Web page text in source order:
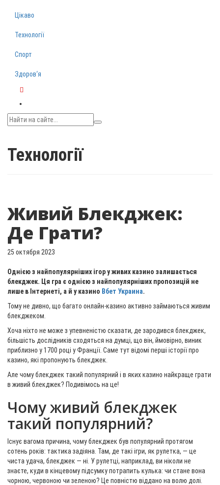
Цікаво
Технології
Спорт
Здоров‘я
Технології
Живий Блекджек:
Де Грати?
25 октября 2023
Однією з найпопулярніших ігор у живих казино залишається
блекджек. Ця гра є однією з найпопулярніших пропозицій не
лише в Інтернеті, а й у казино Вбет Украина.
Тому не дивно, що багато онлайн-казино активно займаються живим
блекджеком.
Хоча ніхто не може з упевненістю сказати, де зародився блекджек,
більшість дослідників сходяться на думці, що він, ймовірно, виник
приблизно у 1700 році у Франції. Саме тут відомі перші історії про
казино, які пропонують блекджек.
Але чому блекджек такий популярний і в яких казино найкраще грати
в живий блекджек? Подивімось на це!
Чому живий блекджек
такий популярний?
Існує вагома причина, чому блекджек був популярний протягом
сотень років: тактика задіяна. Там, де такі ігри, як рулетка, — це
чиста удача, блекджек — ні. У рулетці, наприклад, ви ніколи не
знаєте, куди в кінцевому підсумку потрапить кулька: чи стане вона
чорною, червоною чи зеленою? Це повністю віддано на волю долі.